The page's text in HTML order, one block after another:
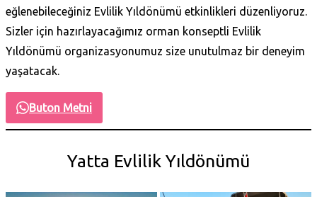
eğlenebileceğiniz Evlilik Yıldönümü etkinlikleri düzenliyoruz.
Sizler için hazırlayacağımız orman konseptli Evlilik
Yıldönümü organizasyonumuz size unutulmaz bir deneyim
yaşatacak.
Buton Metni
Yatta Evlilik Yıldönümü